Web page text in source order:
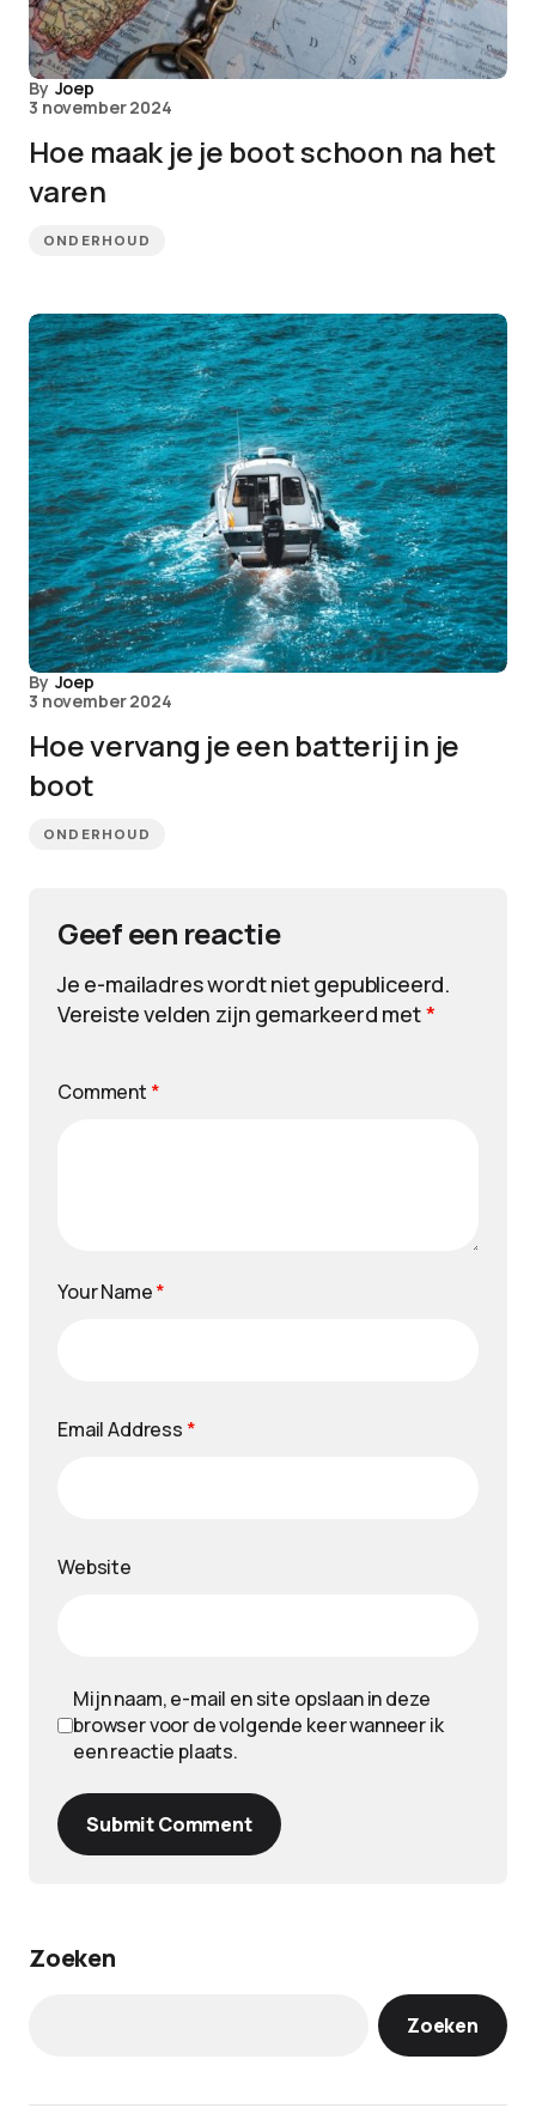
By Joep
3 november 2024
Hoe maak je je boot schoon na het
varen
ONDERHOUD
By Joep
3 november 2024
Hoe vervang je een batterij in je
boot
ONDERHOUD
Geef een reactie
Je e-mailadres wordt niet gepubliceerd.
Vereiste velden zijn gemarkeerd met*
Comment *
Your Name*
Email Address *
Website
Mijn naam, e-mail en site opslaan in deze
browser voor de volgende keer wanneer ik
een reactie plaats.
Submit Comment
Zoeken
Zoeken